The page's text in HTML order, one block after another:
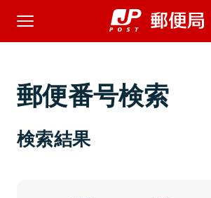
郵便番号検索
検索結果